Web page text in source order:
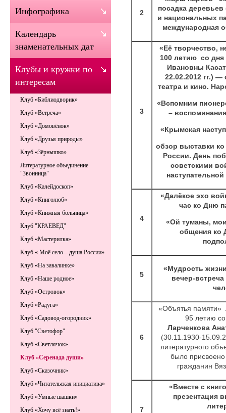
2
посадка
и национальных
международная
3
«Её творчество,
100 летию со
Ивановны
22.02.2012 гг.)
театра и кино.
«Вспомним
–
«Крымская
обзор выставки
России. День
советскими
4
«Далёкое эхо
час ко Дню
«Ой туманы,
общения ко
5
«Мудрость
вечер-
6
«Объятья
95 летию
Ларченкова
(30.11.1930-
литературного
было
гражданин
7
«Вместе с
презентация
Инфографика
Календарь
знаменательных дат
Клубы и кружки по
интересам
Клуб «Библиодворик»
Клуб «Встреча»
Клуб «Домовёнок»
Клуб «Друзья природы»
Клуб «Зёрнышко»
Литературное объединение
"Звонница"
Клуб «Калейдоскоп»
Клуб «Книголюб»
Клуб «Книжная больница»
Клуб "КРАЕВЕД"
Клуб «Мастерилка»
Клуб « Моё село – душа России»
Клуб «На завалинке»
Клуб «Наше родное»
Клуб «Островок»
Клуб «Радуга»
Клуб «Садовод-огородник»
Клуб "Светофор"
Клуб «Светлячок»
Клуб «Серенада души»
Клуб «Сказочник»
Клуб «Читательская инициатива»
Клуб «Умные шашки»
Клуб «Хочу всё знать!»